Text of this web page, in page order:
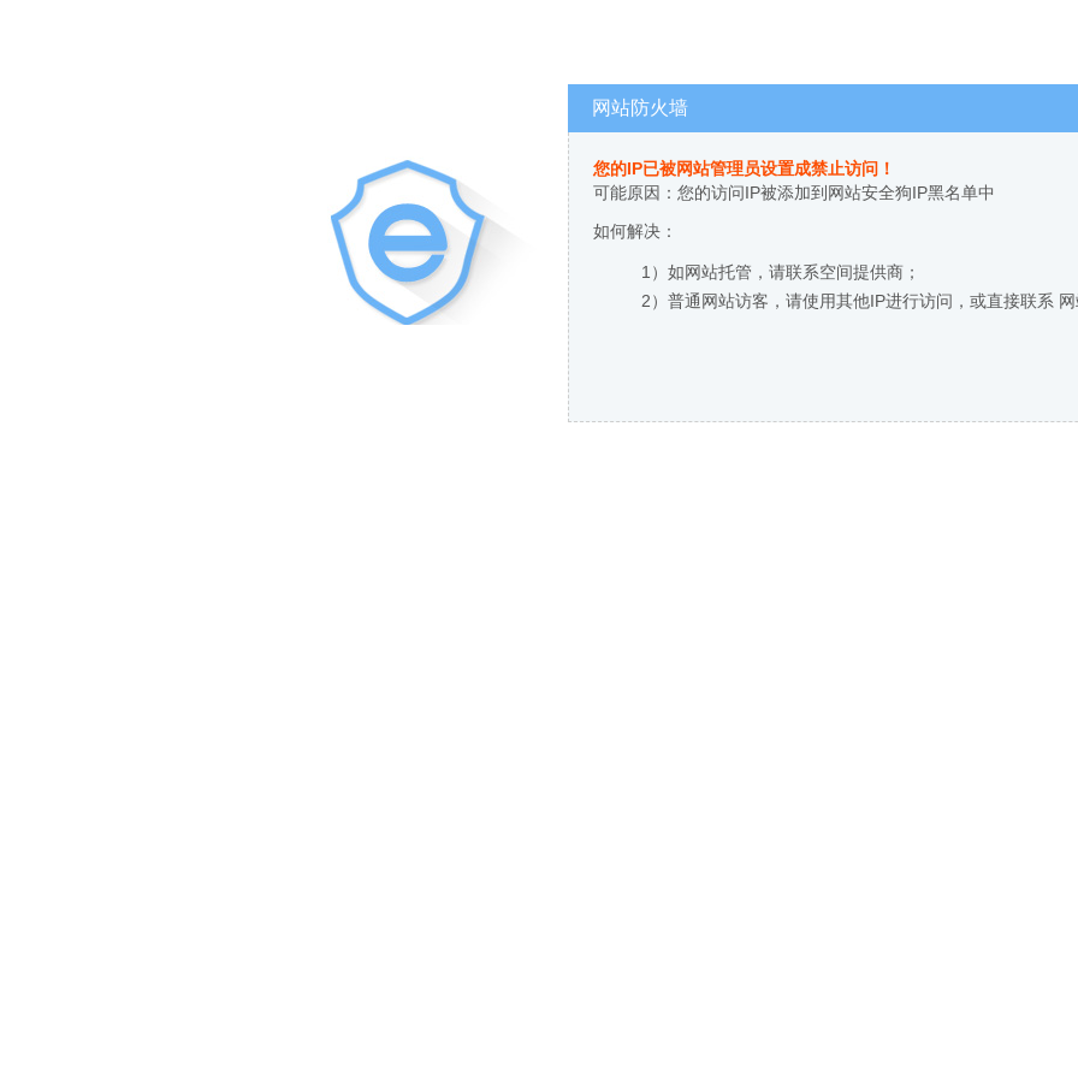
网站防火墙
您的IP已被网站管理员设置成禁止访问！
可能原因：您的访问IP被添加到网站安全狗IP黑名单中
如何解决：
1）如网站托管，请联系空间提供商；
2）普通网站访客，请使用其他IP进行访问，或直接联系 网